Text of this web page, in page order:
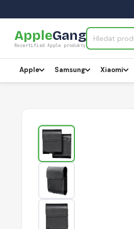
AppleGang
Recertified Apple produkty
Apple Samsung Xiaomi